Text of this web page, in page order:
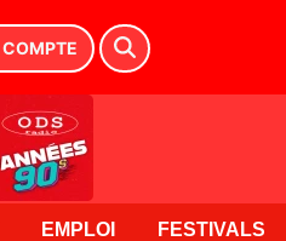
COMPTE
EMPLOI FESTIVALS